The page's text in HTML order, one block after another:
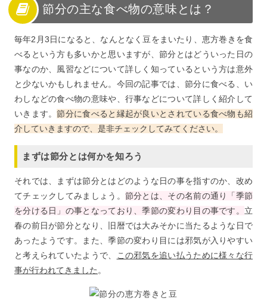
3
節分の食べ物の地方ごとの行事食
4
節分の食べ物のトリビア
5
節分に縁起のいい食べ物を食べて良い一年にしよう！
節分の主な食べ物の意味とは？
毎年2月3日になると、なんとなく豆をまいたり、恵方巻きを食
べるという方も多いかと思いますが、節分とはどういった日の
事なのか、風習などについて詳しく知っているという方は意外
と少ないかもしれません。今回の記事では、節分に食べる、い
わしなどの食べ物の意味や、行事などについて詳しく紹介して
いきます。節分に食べると縁起が良いとされている食べ物も紹
介していきますので、是非チェックしてみてください。
まずは節分とは何かを知ろう
それでは、まずは節分とはどのような日の事を指すのか、改め
てチェックしてみましょう。 節分とは、その名前の通り「季節
を分ける日」の事となっており、季節の変わり目の事です。 立
春の前日が節分となり、旧暦では大みそかに当たるような日で
あったようです。また、季節の変わり目には邪気が入りやすい
と考えられていたようで、
この邪気を追い払うために様々な行
事が行われてきました 。